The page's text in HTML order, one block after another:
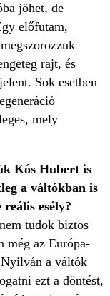
jöhet, de
előfutam,
rajt, és
Sok esetben
mely
Kós Hubert is
a váltókban is
esély?
tudok biztos
még az Európa-
a váltók
ezt a döntést,